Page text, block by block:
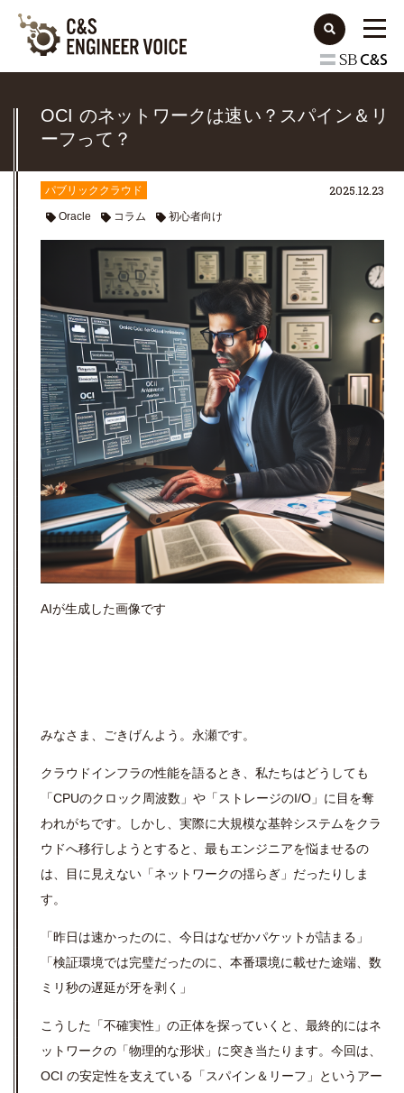
OCI のネットワークは速い？スパイン＆リ
ーフって？
パブリッククラウド
Oracle コラム 初心者向け
2025.12.23
AIが生成した画像です
みなさま、ごきげんよう。永瀬です。
クラウドインフラの性能を語るとき、私たちはどうしても
「CPUのクロック周波数」や「ストレージのI/O」に目を奪
われがちです。しかし、実際に大規模な基幹システムをクラ
ウドへ移行しようとすると、最もエンジニアを悩ませるの
は、目に見えない「ネットワークの揺らぎ」だったりしま
す。
「昨日は速かったのに、今日はなぜかパケットが詰まる」
「検証環境では完璧だったのに、本番環境に載せた途端、数
ミリ秒の遅延が牙を剥く」
こうした「不確実性」の正体を探っていくと、最終的にはネ
ットワークの「物理的な形状」に突き当たります。今回は、
OCI の安定性を支えている「スパイン＆リーフ」というアー